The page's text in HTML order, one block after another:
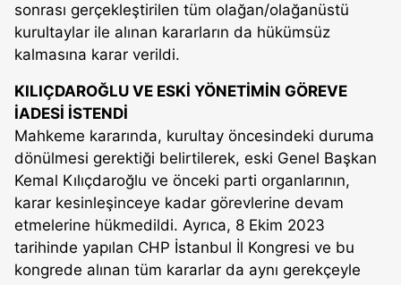
sonrası gerçekleştirilen tüm olağan/olağanüstü
kurultaylar ile alınan kararların da hükümsüz
kalmasına karar verildi.
KILIÇDAROĞLU VE ESKİ YÖNETİMİN GÖREVE
İADESİ İSTENDİ
Mahkeme kararında, kurultay öncesindeki duruma
dönülmesi gerektiği belirtilerek, eski Genel Başkan
Kemal Kılıçdaroğlu ve önceki parti organlarının,
karar kesinleşinceye kadar görevlerine devam
etmelerine hükmedildi. Ayrıca, 8 Ekim 2023
tarihinde yapılan CHP İstanbul İl Kongresi ve bu
kongrede alınan tüm kararlar da aynı gerekçeyle